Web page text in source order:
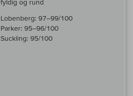
fyldig og rund
Lobenberg: 97–99/100
Parker: 95–96/100
Suckling: 95/100